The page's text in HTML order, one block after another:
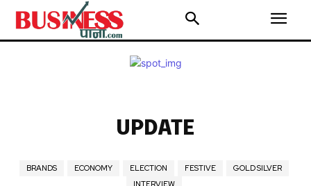
UPDATE
BRANDS ECONOMY ELECTION FESTIVE
GOLD SILVER